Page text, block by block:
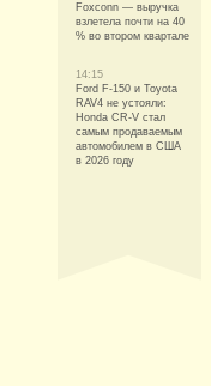
Foxconn — выручка
взлетела почти на 40
% во втором квартале
14:15
Ford F-150 и Toyota
RAV4 не устояли:
Honda CR-V стал
самым продаваемым
автомобилем в США
в 2026 году